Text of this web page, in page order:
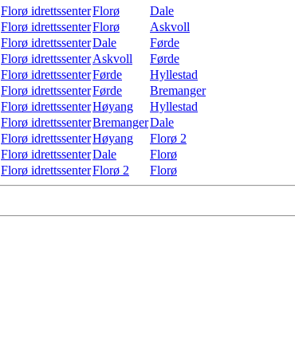
Florø idrettssenterFlorø
Dale
Florø idrettssenterFlorø
Askvoll
Florø idrettssenterDale
Førde
Florø idrettssenterAskvoll
Førde
Florø idrettssenterFørde
Hyllestad
Florø idrettssenterFørde
Bremanger
Florø idrettssenterHøyang
Hyllestad
Florø idrettssenterBremangerDale
Florø idrettssenterHøyang
Florø 2
Florø idrettssenterDale
Florø
Florø idrettssenterFlorø 2 Florø